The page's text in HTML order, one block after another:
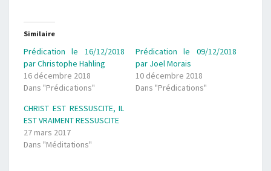
Similaire
Prédication le 16/12/2018
par Christophe Hahling
16 décembre 2018
Dans "Prédications"
Prédication le 09/12/2018
par Joel Morais
10 décembre 2018
Dans "Prédications"
CHRIST EST RESSUSCITE, IL
EST VRAIMENT RESSUSCITE
27 mars 2017
Dans "Méditations"